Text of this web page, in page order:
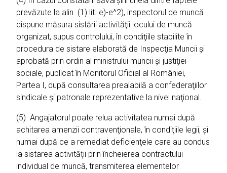
prevăzute la alin. (1) lit. e)-e^2), inspectorul de muncă
dispune măsura sistării activităţii locului de muncă
organizat, supus controlului, în condiţiile stabilite în
procedura de sistare elaborată de Inspecţia Muncii şi
aprobată prin ordin al ministrului muncii şi justiţiei
sociale, publicat în Monitorul Oficial al României,
Partea I, după consultarea prealabilă a confederaţiilor
sindicale şi patronale reprezentative la nivel naţional.
(5) Angajatorul poate relua activitatea numai după
achitarea amenzii contravenţionale, în condiţiile legii, şi
numai după ce a remediat deficienţele care au condus
la sistarea activităţii prin încheierea contractului
individual de muncă, transmiterea elementelor